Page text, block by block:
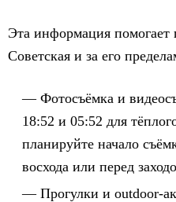
Эта информация помогает
Советская и за его
Фотосъёмка и
18:52 и 05:52 для
планируйте начало
восхода или перед
Прогулки и outdoor-